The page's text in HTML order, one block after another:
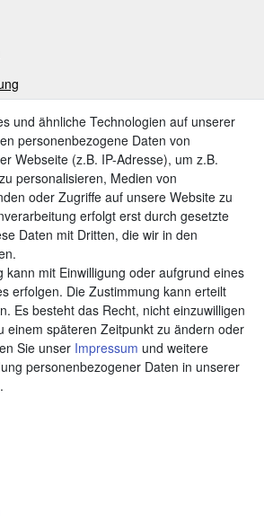
und ähnliche Technologien auf unserer
personenbezogene Daten von
Webseite (z.B. IP-Adresse), um z.B.
personalisieren, Medien von
oder Zugriffe auf unsere Website zu
erfolgt erst durch gesetzte
Daten mit Dritten, die wir in den
kann mit Einwilligung oder aufgrund eines
erfolgen. Die Zustimmung kann erteilt
Es besteht das Recht, nicht einzuwilligen
einem späteren Zeitpunkt zu ändern oder
Sie unser Impressum und weitere
personenbezogener Daten in unserer
.